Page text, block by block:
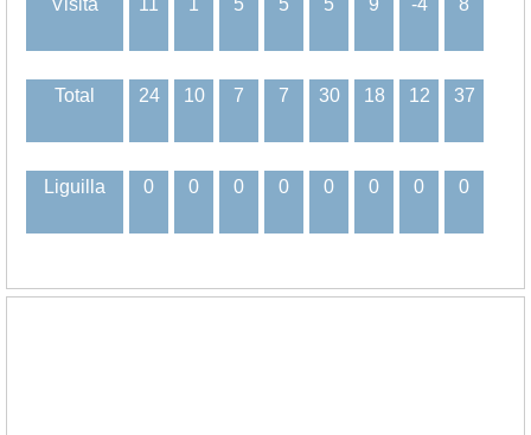
Total 24 10 7 7 30 18 12 37
Liguilla 0 0 0 0 0 0 0 0